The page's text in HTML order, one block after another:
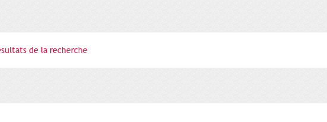
de la recherche